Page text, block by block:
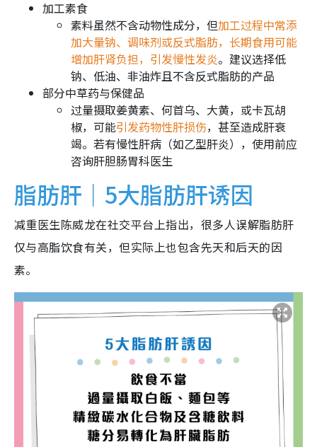
加工素食
素料虽然不含动物性成分，但加工过程中常添
加大量钠、调味剂或反式脂肪，长期食用可能
增加肝肾负担，引发慢性发炎。建议选择低
钠、低油、非油炸且不含反式脂肪的产品
部分中草药与保健品
过量摄取姜黄素、何首乌、大黄，或卡瓦胡
椒，可能引发药物性肝损伤，甚至造成肝衰
竭。若有慢性肝病（如乙型肝炎），使用前应
咨询肝胆肠胃科医生
脂肪肝｜5大脂肪肝诱因
减重医生陈威龙在社交平台上指出，很多人误解脂肪肝
仅与高脂饮食有关，但实际上也包含先天和后天的因
素。